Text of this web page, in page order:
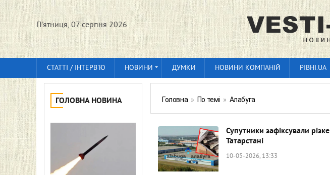
П'ятниця, 07 серпня 2026
СТАТТІ / ІНТЕРВ'Ю НОВИНИ ДУМКИ НОВИНИ КОМПАНІЙ РІВНІ.UA
ГОЛОВНА НОВИНА Головна » По темі » Алабуга
Супутники зафіксували
Татарстані
10-05-2026, 13:33